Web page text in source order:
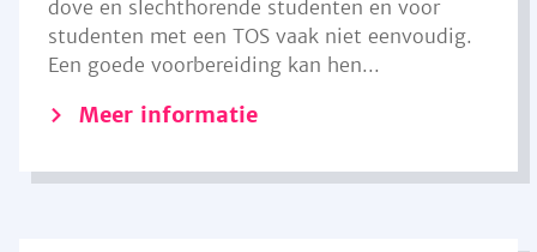
dove en slechthorende studenten en voor
studenten met een TOS vaak niet eenvoudig.
Een goede voorbereiding kan hen...
Meer informatie